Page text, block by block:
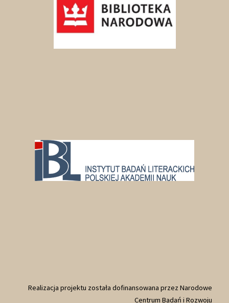
Realizacja projektu została dofinansowana przez Narodowe
Centrum Badań i Rozwoju